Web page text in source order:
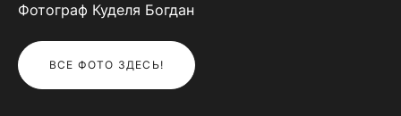
Фотограф Куделя Богдан
ВСЕ ФОТО ЗДЕСЬ!